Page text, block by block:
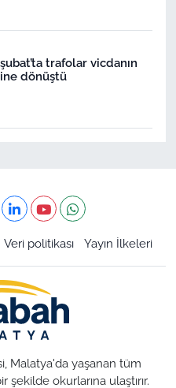
trafolar vicdanın
dönüştü
Veri politikası Yayın İlkeleri
Malatya'da yaşanan tüm
şekilde okurlarına ulaştırır.